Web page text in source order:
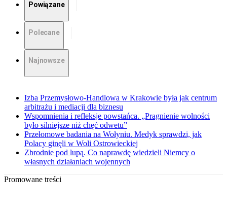
Powiązane
Polecane
Najnowsze
Izba Przemysłowo-Handlowa w Krakowie była jak centrum
arbitrażu i mediacji dla biznesu
Wspomnienia i refleksje powstańca. „Pragnienie wolności
było silniejsze niż chęć odwetu”
Przełomowe badania na Wołyniu. Medyk sprawdzi, jak
Polacy ginęli w Woli Ostrowieckiej
Zbrodnie pod lupą. Co naprawdę wiedzieli Niemcy o
własnych działaniach wojennych
Promowane treści